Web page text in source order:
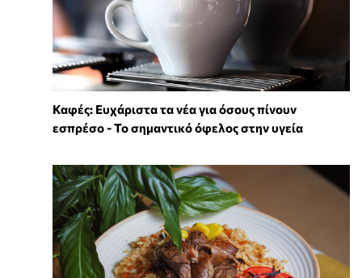
Καφές: Ευχάριστα τα νέα για όσους πίνουν
εσπρέσο - Το σημαντικό όφελος στην υγεία